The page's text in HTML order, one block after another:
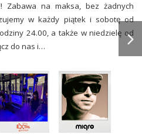
Zabawa na maksa, bez żadnych
w każdy piątek i sobotę od
24.00, a także w niedzielę od
do nas i…